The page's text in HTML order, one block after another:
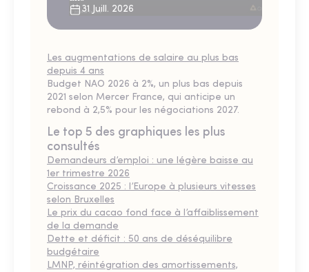
31 Juill. 2026
Les augmentations de salaire au plus bas
depuis 4 ans
Budget NAO 2026 à 2%, un plus bas depuis
2021 selon Mercer France, qui anticipe un
rebond à 2,5% pour les négociations 2027.
Le top 5 des graphiques les plus
consultés
Demandeurs d’emploi : une légère baisse au
1er trimestre 2026
Croissance 2025 : l’Europe à plusieurs vitesses
selon Bruxelles
Le prix du cacao fond face à l’affaiblissement
de la demande
Dette et déficit : 50 ans de déséquilibre
budgétaire
LMNP, réintégration des amortissements,